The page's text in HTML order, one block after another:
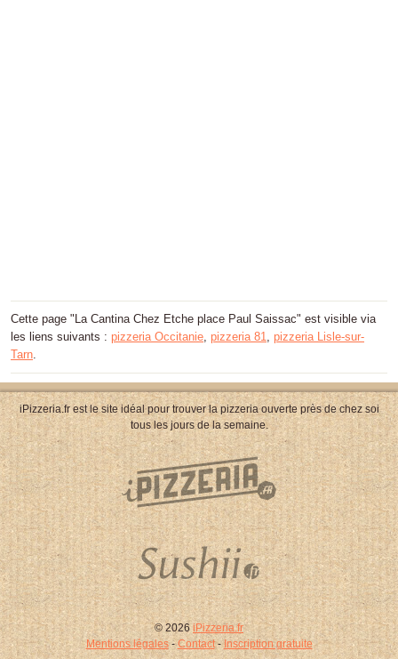
Cette page "La Cantina Chez Etche place Paul Saissac" est visible via
les liens suivants : pizzeria Occitanie, pizzeria 81, pizzeria Lisle-sur-
Tarn.
iPizzeria.fr est le site idéal pour trouver la pizzeria ouverte près de chez soi
tous les jours de la semaine.
© 2026 iPizzeria.fr
Mentions légales-Contact-Inscription gratuite